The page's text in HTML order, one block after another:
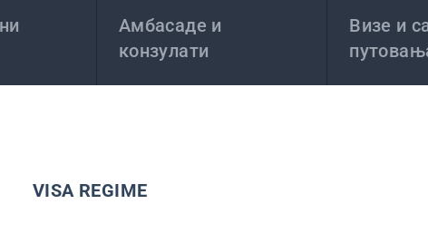
Амбасаде и
конзулати
Визе и
VISA REGIME